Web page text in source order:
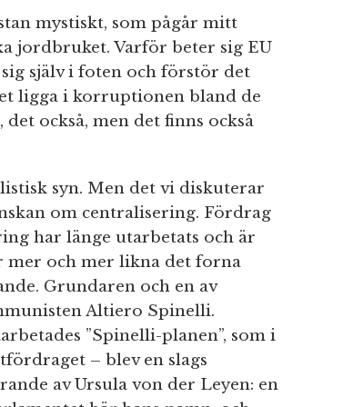
mystiskt, som pågår mitt
jordbruket. Varför beter sig EU
själv i foten och förstör det
ligga i korruptionen bland de
också, men det finns också
syn. Men det vi diskuterar
om centralisering. Fördrag
har länge utarbetats och är
mer och mer likna det forna
Grundaren och en av
Altiero Spinelli.
”Spinelli-planen”, som i
– blev en slags
av Ursula von der Leyen: en